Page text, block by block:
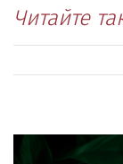
Читайте